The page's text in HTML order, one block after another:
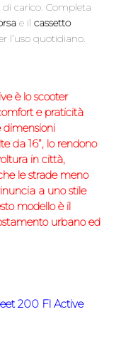
carico. Completa
e il cassetto
l’uso quotidiano.
è lo scooter
e praticità
dimensioni
da 16”, lo rendono
in città,
le strade meno
a unostile
modello è il
urbano ed
200 Fl Active